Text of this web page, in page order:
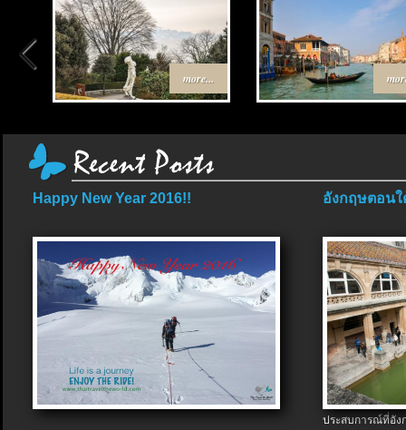
more...
Happy New Year 2016!! อังกฤษตอนใ
ประสบการณ์ที่อัง